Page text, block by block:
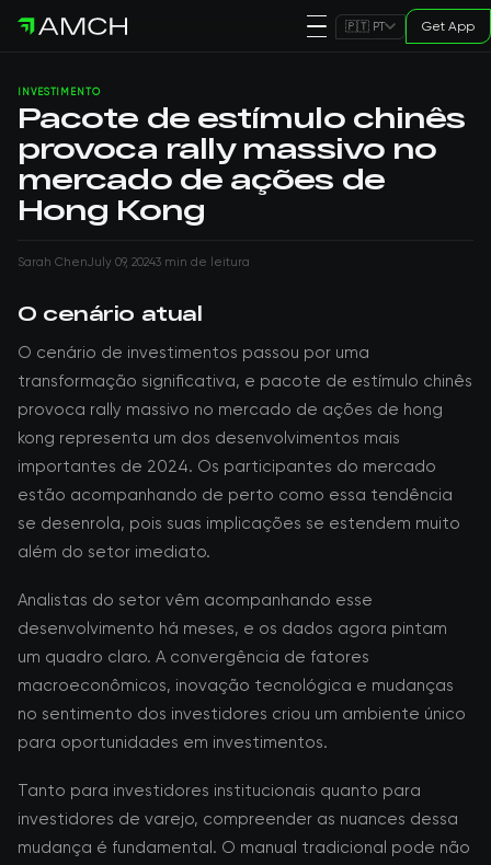
🇵🇹 PT Get App
INVESTIMENTO
Pacote de estímulo chinês
provoca rally massivo no
mercado de ações de
Hong Kong
Sarah ChenJuly 09, 20243 min de leitura
O cenário atual
O cenário de investimentos passou por uma
transformação significativa, e pacote de estímulo chinês
provoca rally massivo no mercado de ações de hong
kong representa um dos desenvolvimentos mais
importantes de 2024. Os participantes do mercado
estão acompanhando de perto como essa tendência
se desenrola, pois suas implicações se estendem muito
além do setor imediato.
Analistas do setor vêm acompanhando esse
desenvolvimento há meses, e os dados agora pintam
um quadro claro. A convergência de fatores
macroeconômicos, inovação tecnológica e mudanças
no sentimento dos investidores criou um ambiente único
para oportunidades em investimentos.
Tanto para investidores institucionais quanto para
investidores de varejo, compreender as nuances dessa
mudança é fundamental. O manual tradicional pode não